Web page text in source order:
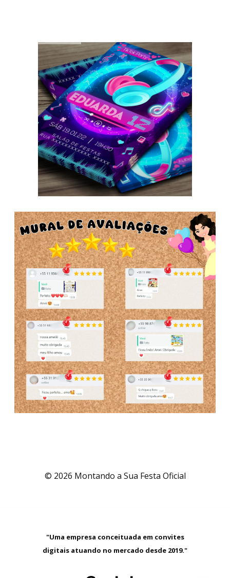
© 2026 Montando a Sua Festa Oficial
"Uma empresa conceituada em convites
digitais atuando no mercado desde 2019."